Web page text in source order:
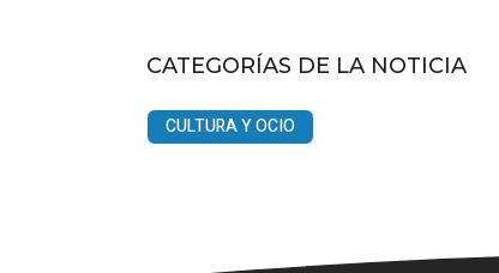
CATEGORÍAS DE LA NOTICIA
CULTURA Y OCIO